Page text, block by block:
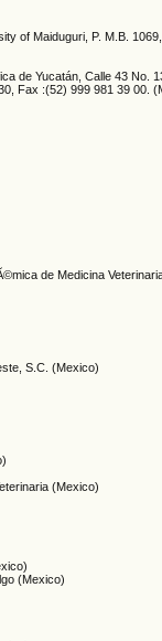
of Maiduguri, P. M.B.
de Yucatán, Calle 43 No.
Fax :(52) 999 981 39 00.
de Medicina
S.C. (Mexico)
(Mexico)
(Mexico)